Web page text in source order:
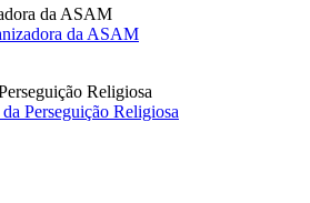
da ASAM
Perseguição Religiosa